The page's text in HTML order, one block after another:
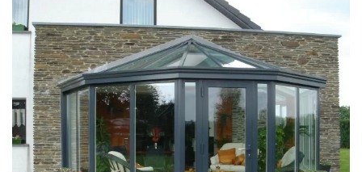
klik voor slideshow